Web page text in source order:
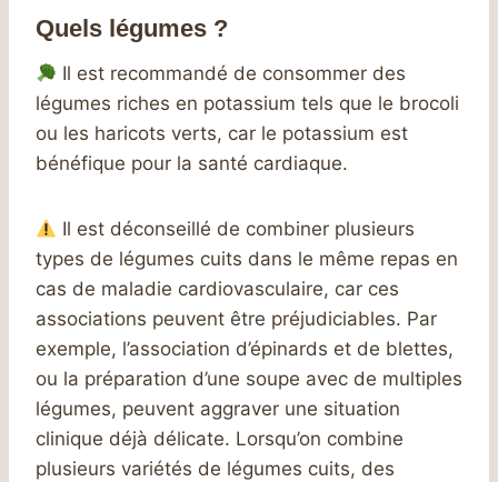
Quels légumes ?
Il est recommandé de consommer des
légumes riches en potassium tels que le brocoli
ou les haricots verts, car le potassium est
bénéfique pour la santé cardiaque.
Il est déconseillé de combiner plusieurs
types de légumes cuits dans le même repas en
cas de maladie cardiovasculaire, car ces
associations peuvent être préjudiciables. Par
exemple, l’association d’épinards et de blettes,
ou la préparation d’une soupe avec de multiples
légumes, peuvent aggraver une situation
clinique déjà délicate. Lorsqu’on combine
plusieurs variétés de légumes cuits, des